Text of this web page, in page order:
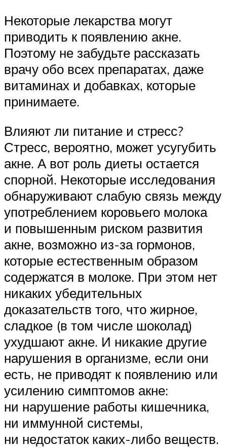
Некоторые лекарства могут
приводить к появлению акне.
Поэтому не забудьте рассказать
врачу обо всех препаратах, даже
витаминах и добавках, которые
принимаете.
Влияют ли питание и стресс?
Стресс, вероятно, может усугубить
акне. А вот роль диеты остается
спорной. Некоторые исследования
обнаруживают слабую связь между
употреблением коровьего молока
и повышенным риском развития
акне, возможно из-за гормонов,
которые естественным образом
содержатся в молоке. При этом нет
никаких убедительных
доказательств того, что жирное,
сладкое (в том числе шоколад)
ухудшают акне. И никакие другие
нарушения в организме, если они
есть, не приводят к появлению или
усилению симптомов акне:
ни нарушение работы кишечника,
ни иммунной системы,
ни недостаток каких-либо веществ.